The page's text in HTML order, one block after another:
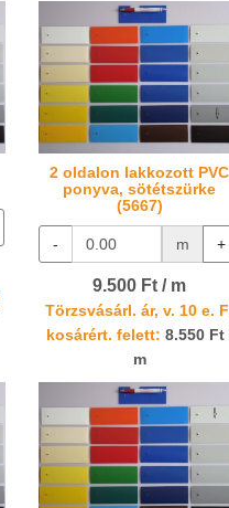
2 oldalon lakkozott PVC
ponyva, sötétszürke
(5667)
- m +
9.500 Ft / m
Törzsvásárl. ár, v. 10 e.
kosárért. felett: 8.550 Ft
m